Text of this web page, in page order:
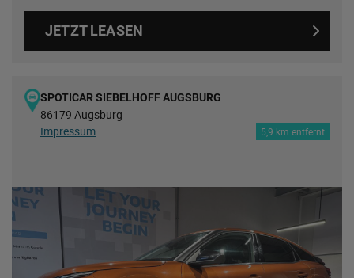
JETZT LEASEN
SPOTICAR SIEBELHOFF AUGSBURG
86179 Augsburg
Impressum
5,9 km entfernt